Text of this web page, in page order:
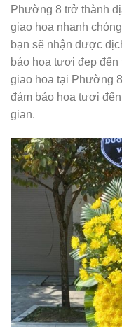
Phường 8 trở thành
giao hoa nhanh
bạn sẽ nhận được
bảo hoa tươi đẹp
giao hoa tại Phường
đảm bảo hoa tươi
gian.